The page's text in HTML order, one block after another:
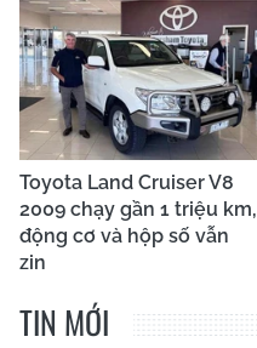
Toyota Land Cruiser V8
2009 chạy gần 1 triệu km,
động cơ và hộp số vẫn
zin
TIN MỚI